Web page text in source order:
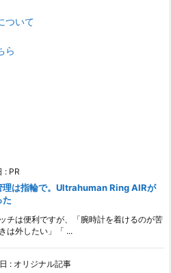
ついて
ら
: PR
理は指輪で。Ultrahuman Ring AIRが
た
チは便利ですが、「腕時計を着けるのが苦
は外したい」「 ...
: オリジナル記事